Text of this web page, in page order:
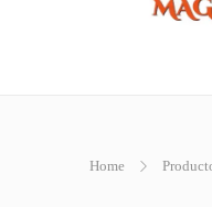
Home